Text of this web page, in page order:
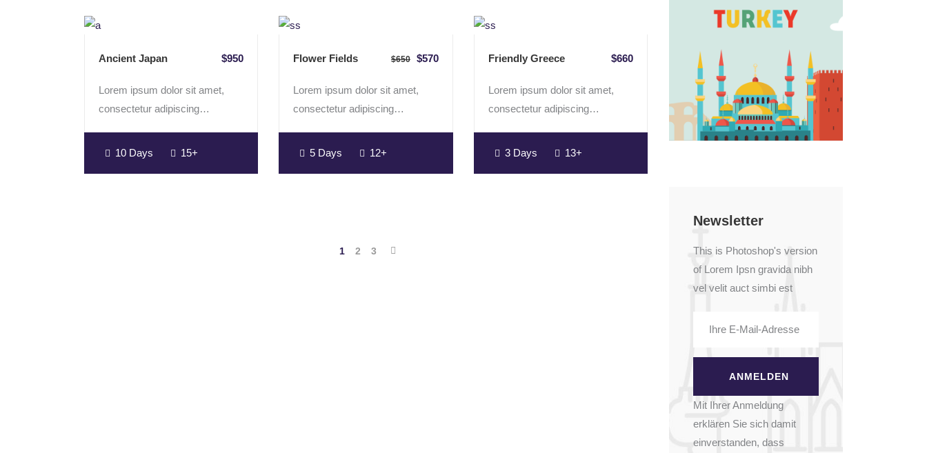
Ancient Japan $950
Lorem ipsum dolor sit amet,
consectetur adipiscing…
10 Days 15+
Flower Fields $650 $570
Lorem ipsum dolor sit amet,
consectetur adipiscing…
5 Days 12+
Friendly Greece $660
Lorem ipsum dolor sit amet,
consectetur adipiscing…
3 Days 13+
1 2 3
Newsletter
This is Photoshop's version
of Lorem Ipsn gravida nibh
vel velit auct simbi est
Mit Ihrer Anmeldung
erklären Sie sich damit
einverstanden, dass